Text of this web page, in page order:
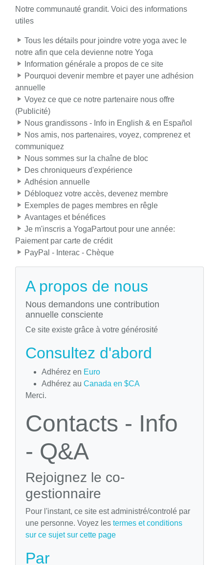
Notre communauté grandit. Voici des informations
utiles
Tous les détails pour joindre votre yoga avec le
notre afin que cela devienne notre Yoga
Information générale a propos de ce site
Pourquoi devenir membre et payer une adhésion
annuelle
Voyez ce que ce notre partenaire nous offre
(Publicité)
Nous grandissons - Info in English & en Español
Nos amis, nos partenaires, voyez, comprenez et
communiquez
Nous sommes sur la chaîne de bloc
Des chroniqueurs d'expérience
Adhésion annuelle
Débloquez votre accès, devenez membre
Exemples de pages membres en rêgle
Avantages et bénéfices
Je m'inscris a YogaPartout pour une année:
Paiement par carte de crédit
PayPal - Interac - Chèque
A propos de nous
Nous demandons une contribution
annuelle consciente
Ce site existe grâce à votre générosité
Consultez d'abord
Adhérez en Euro
Adhérez au Canada en $CA
Merci.
Contacts - Info
- Q&A
Rejoignez le co-
gestionnaire
Pour l'instant, ce site est administré/controlé par
une personne. Voyez les termes et conditions
sur ce sujet sur cette page
Par